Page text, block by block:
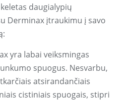
daugialypių
Derminax įtraukimu į savo
yra labai veiksmingas
spuogus. Nesvarbu,
atsirandančiais
cistiniais spuogais, stipri